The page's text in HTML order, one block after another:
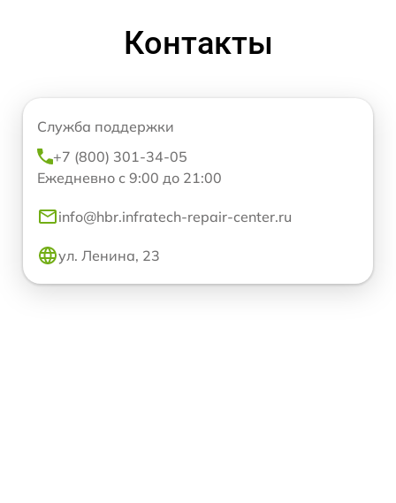
Контакты
Служба поддержки
+7 (800) 301-34-05
Ежедневно с 9:00 до 21:00
info@hbr.infratech-repair-center.ru
ул. Ленина, 23